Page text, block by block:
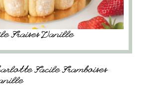
Fraises Vanille
Facile Framboises